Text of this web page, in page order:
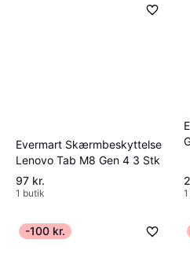
Evermart Skærmbeskyttelse
Lenovo Tab M8 Gen 4 3 Stk
97 kr.
1 butik
-100 kr.